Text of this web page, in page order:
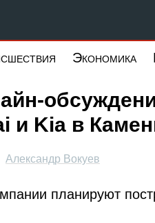
Запад
Экономика
и Kia в
Александр Вокуев
планируют